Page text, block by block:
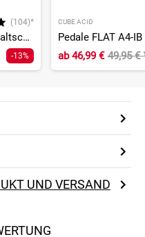
(104)*
FS 480/130 Cops L / X-Move Faltschloss
-13%
CUBE ACID
Pedale FLAT A4-
ab46,99 € 49,95 €
UND VERSAND